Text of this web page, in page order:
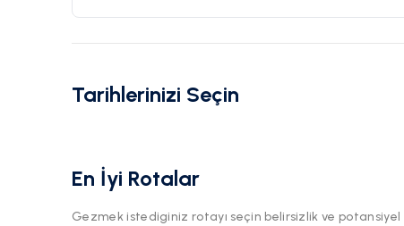
Tarihlerinizi Seçin
En İyi Rotalar
Gezmek istediginiz rotayı seçin belirsizlik ve